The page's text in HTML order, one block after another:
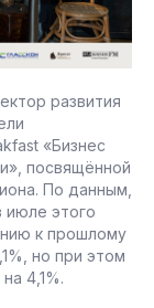
развития
«Бизнес
посвящённой
По данным,
июле этого
к прошлому
но при этом
4,1%.